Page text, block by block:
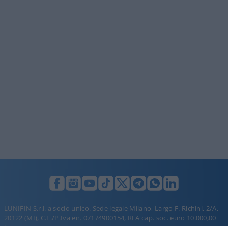
LUNIFIN S.r.l. a socio unico. Sede legale Milano, Largo F. Richini, 2/A,
20122 (MI), C.F./P.Iva en. 07174900154, REA cap. soc. euro 10.000,00